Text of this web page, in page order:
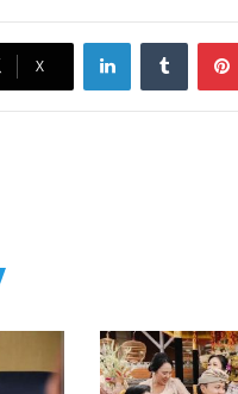
X
LinkedInTumblr